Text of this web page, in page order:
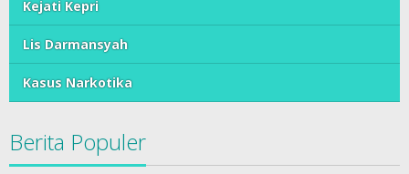
Kejati Kepri
Lis Darmansyah
Kasus Narkotika
Berita Populer